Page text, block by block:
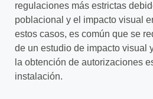
regulaciones más estrictas
poblacional y el impacto visual
estos casos, es común que se
de un estudio de impacto visual
la obtención de autorizaciones
instalación.